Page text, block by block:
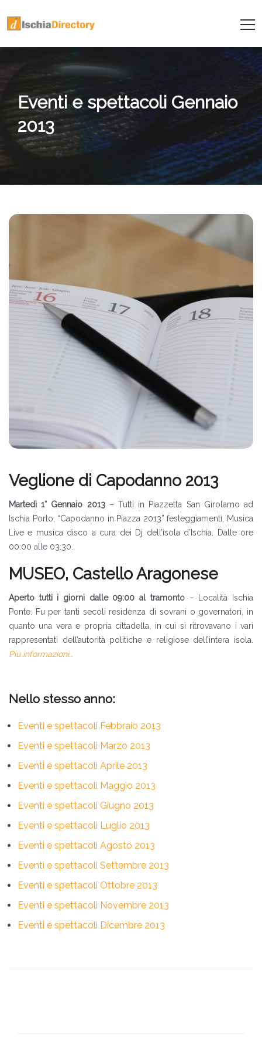
Eventi e spettacoli Gennaio
2013
Veglione di Capodanno 2013
Martedì 1° Gennaio 2013 – Tutti in Piazzetta San Girolamo ad
Ischia Porto, “Capodanno in Piazza 2013” festeggiamenti, Musica
Live e musica disco a cura dei Dj dell’isola d’Ischia. Dalle ore
00:00 alle 03:30.
MUSEO, Castello Aragonese
Aperto tutti i giorni dalle 09:00 al tramonto– Località Ischia
Ponte. Fu per tanti secoli residenza di sovrani o governatori, in
quanto una vera e propria cittadella, in cui si ritrovavano i vari
rappresentati dell’autorità politiche e religiose dell’intera isola.
Più informazioni…
Nello stesso anno:
Eventi e spettacoli Febbraio 2013
Eventi e spettacoli Marzo 2013
Eventi e spettacoli Aprile 2013
Eventi e spettacoli Maggio 2013
Eventi e spettacoli Giugno 2013
Eventi e spettacoli Luglio 2013
Eventi e spettacoli Agosto 2013
Eventi e spettacoli Settembre 2013
Eventi e spettacoli Ottobre 2013
Eventi e spettacoli Novembre 2013
Eventi e spettacoli Dicembre 2013